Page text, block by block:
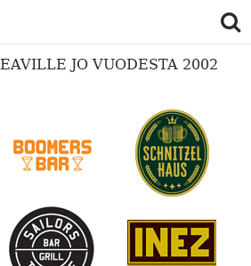
JO VUODESTA 2002